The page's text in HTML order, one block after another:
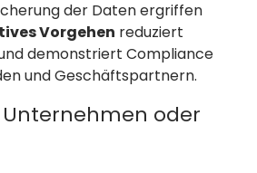
der Daten ergriffen
Vorgehen reduziert
demonstriert Compliance
und Geschäftspartnern.
oder